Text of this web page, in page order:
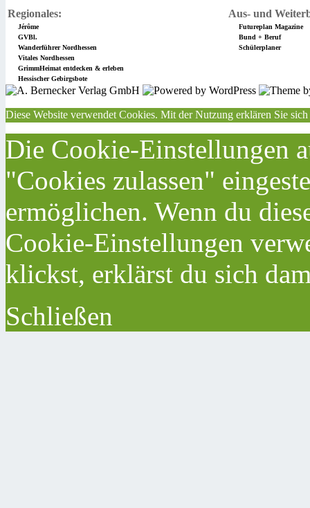
Regionales: Aus- und
Jérôme
Futureplan Magazine
GVBl.
Bund + Beruf
Wanderführer Nordhessen
Schülerplaner
Vitales Nordhessen
GrimmHeimat entdecken & erleben
Hessischer Gebirgsbote
Diese Website verwendet Cookies. Mit der Nutzung erklären Sie
Die Cookie-Einstellungen
"Cookies zulassen"
ermöglichen. Wenn du
Cookie-Einstellungen
klickst, erklärst du sich
Schließen